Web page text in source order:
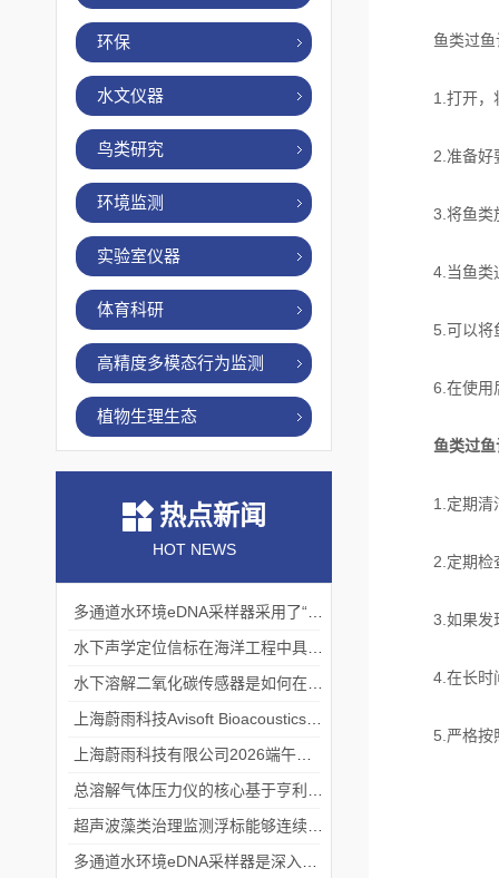
环保
水文仪器
鸟类研究
环境监测
实验室仪器
体育科研
高精度多模态行为监测
植物生理生态
热点新闻
HOT NEWS
鱼类过鱼
1.打开，
2.准备好
3.将鱼类放
4.当鱼类通
5.可以将鱼
6.在使用后
鱼类过
1.定期清洁
2.定期检查
3.如果发现
4.在长时间
5.严格按照